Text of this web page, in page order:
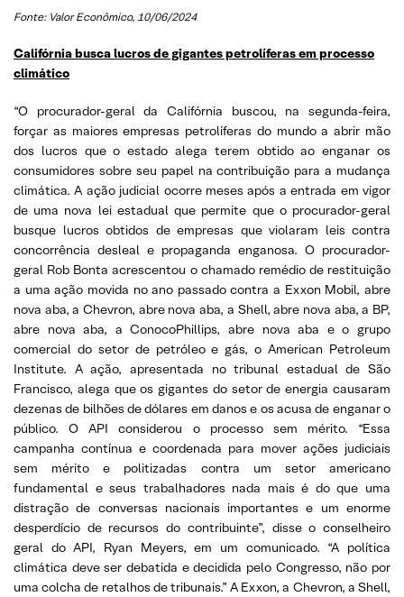
Fonte: Valor Econômico, 10/06/2024
Califórnia busca lucros de gigantes petrolíferas em processo
climático
“O procurador-geral da Califórnia buscou, na segunda-feira,
forçar as maiores empresas petrolíferas do mundo a abrir mão
dos lucros que o estado alega terem obtido ao enganar os
consumidores sobre seu papel na contribuição para a mudança
climática. A ação judicial ocorre meses após a entrada em vigor
de uma nova lei estadual que permite que o procurador-geral
busque lucros obtidos de empresas que violaram leis contra
concorrência desleal e propaganda enganosa. O procurador-
geral Rob Bonta acrescentou o chamado remédio de restituição
a uma ação movida no ano passado contra a Exxon Mobil, abre
nova aba, a Chevron, abre nova aba, a Shell, abre nova aba, a BP,
abre nova aba, a ConocoPhillips, abre nova aba e o grupo
comercial do setor de petróleo e gás, o American Petroleum
Institute. A ação, apresentada no tribunal estadual de São
Francisco, alega que os gigantes do setor de energia causaram
dezenas de bilhões de dólares em danos e os acusa de enganar o
público. O API considerou o processo sem mérito. “Essa
campanha contínua e coordenada para mover ações judiciais
sem mérito e politizadas contra um setor americano
fundamental e seus trabalhadores nada mais é do que uma
distração de conversas nacionais importantes e um enorme
desperdício de recursos do contribuinte”, disse o conselheiro
geral do API, Ryan Meyers, em um comunicado. “A política
climática deve ser debatida e decidida pelo Congresso, não por
uma colcha de retalhos de tribunais.” A Exxon, a Chevron, a Shell,